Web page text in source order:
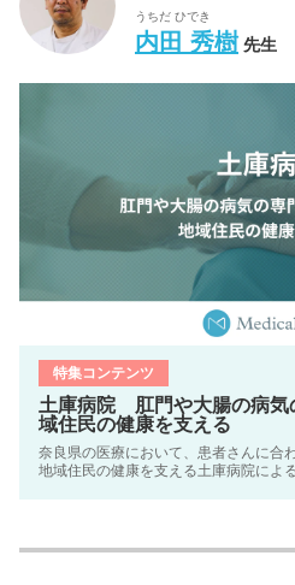
うちだ ひでき
内田 秀樹 先生
特集コンテンツ
土庫病院 肛門や大腸の病気
域住民の健康を支える
奈良県の医療において、患者さんに合
地域住民の健康を支える土庫病院によ